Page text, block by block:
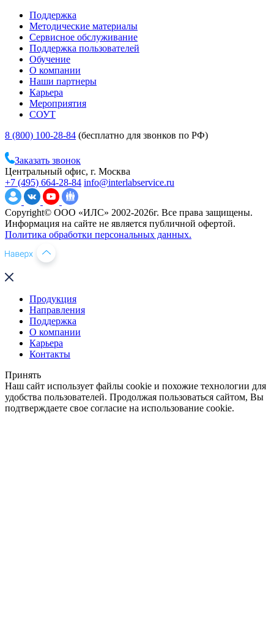
Поддержка
Методические материалы
Сервисное обслуживание
Поддержка пользователей
Обучение
О компании
Наши партнеры
Карьера
Мероприятия
СОУТ
8 (800) 100-28-84 (бесплатно для звонков по РФ)
Заказать звонок
Центральный офис, г. Москва
+7 (495) 664-28-84 info@interlabservice.ru
Copyright© ООО «ИЛС» 2002-2026г. Все права защищены.
Информация на сайте не является публичной офертой.
Политика обработки персональных данных.
Продукция
Направления
Поддержка
О компании
Карьера
Контакты
Принять
Наш сайт использует файлы cookie и похожие технологии для
удобства пользователей. Продолжая пользоваться сайтом, Вы
подтверждаете свое согласие на использование cookie.